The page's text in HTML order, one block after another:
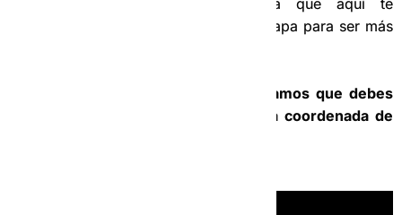
enseñamos también como utilizar el mapa para ser más
7.2- En el siguiente video, te mostramos que debes
hacer para solicitar a la operadora la coordenada de